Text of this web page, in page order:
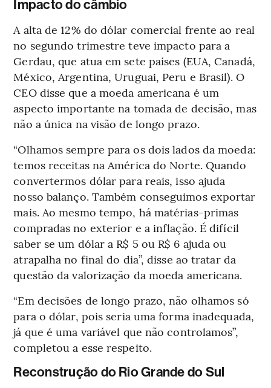
Impacto do câmbio
A alta de 12% do dólar comercial frente ao real
no segundo trimestre teve impacto para a
Gerdau, que atua em sete países (EUA, Canadá,
México, Argentina, Uruguai, Peru e Brasil). O
CEO disse que a moeda americana é um
aspecto importante na tomada de decisão, mas
não a única na visão de longo prazo.
“Olhamos sempre para os dois lados da moeda:
temos receitas na América do Norte. Quando
convertermos dólar para reais, isso ajuda
nosso balanço. Também conseguimos exportar
mais. Ao mesmo tempo, há matérias-primas
compradas no exterior e a inflação. É difícil
saber se um dólar a R$ 5 ou R$ 6 ajuda ou
atrapalha no final do dia”, disse ao tratar da
questão da valorização da moeda americana.
“Em decisões de longo prazo, não olhamos só
para o dólar, pois seria uma forma inadequada,
já que é uma variável que não controlamos”,
completou a esse respeito.
Reconstrução do Rio Grande do Sul